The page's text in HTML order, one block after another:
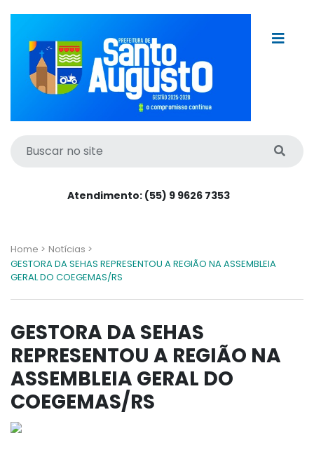
Atendimento: (55) 9 9626 7353
Home > Notícias >
GESTORA DA SEHAS REPRESENTOU A REGIÃO NA ASSEMBLEIA
GERAL DO COEGEMAS/RS
GESTORA DA SEHAS
REPRESENTOU A REGIÃO NA
ASSEMBLEIA GERAL DO
COEGEMAS/RS